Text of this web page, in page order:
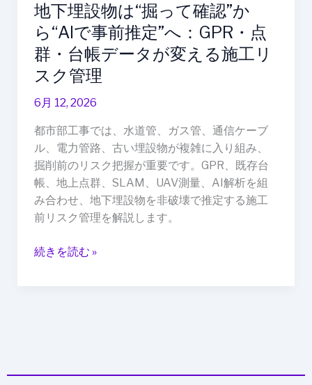
地下埋設物は“掘って確認”か
ら“AIで事前推定”へ：GPR・点
群・台帳データが変える施工リ
スク管理
6月 12, 2026
都市部工事では、水道管、ガス管、通信ケーブ
ル、電力管路、古い埋設物が複雑に入り組み、
掘削前のリスク把握が重要です。GPR、既存台
帳、地上点群、SLAM、UAV測量、AI解析を組
み合わせ、地下埋設物を非破壊で推定する施工
前リスク管理を解説します。
っ
て
確
認”か
ら“AI
で
前
推
定”へ：
GPR・
点
群・
帳
る
続きを読む »